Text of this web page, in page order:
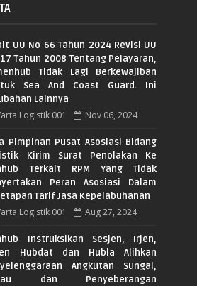
UU No 66 Tahun 2024 Revisi UU
Tahun 2008 Tentang Pelayaran,
Tidak Lagi Berkewajiban
Sea And Coast Guard. Ini
Lainnya
Logistik 001 Nov 06, 2024
Pimpinan Pusat Asosiasi Bidang
Kirim Surat Penolakan Ke
Terkait RPM Yang Tidak
Peran Asosiasi Dalam
Tarif Jasa Kepelabuhanan
Logistik 001 Aug 27, 2024
Instruksikan Sesjen, Irjen,
Hubdat dan Hubla Alihkan
Angkutan Sungai,
dan Penyeberangan